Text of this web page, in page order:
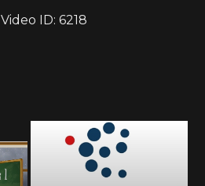
Video ID: 6218